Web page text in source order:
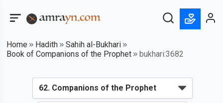
Home Hadith
Sahih al-Bukhari
Book of Companions of the Prophet
bukhari:3682